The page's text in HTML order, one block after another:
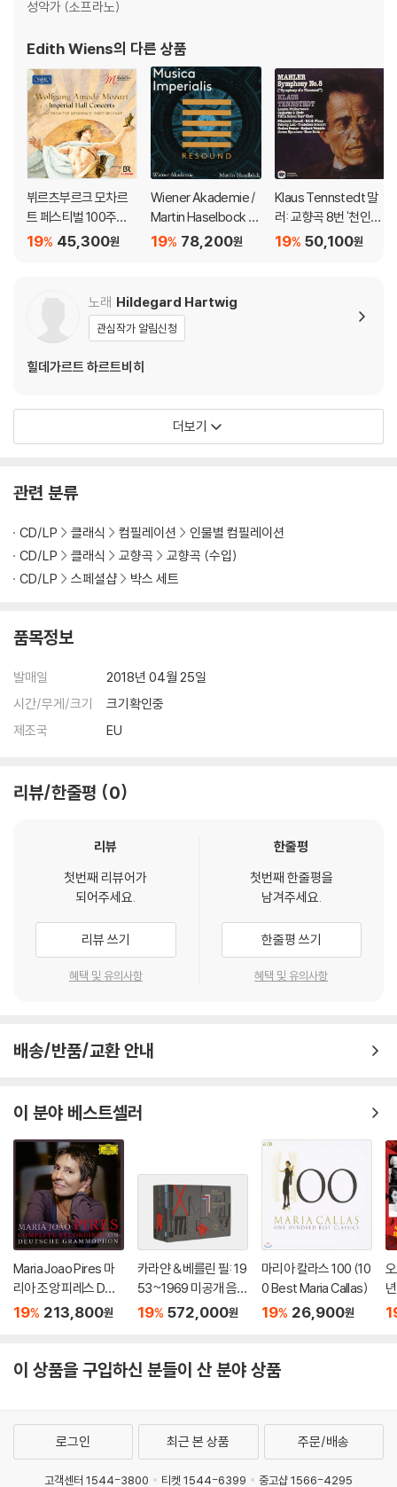
성악가 (소프라노)
Edith Wiens의 다른 상품
뷔르츠부르크 모차르
트 페스티벌 100주년
기념 실황 (Mozart - 1
l Hall Concerts)
45,300원
19%
Wiener Akademie /
Martin Haselbock 무
지카 임페리알리스 (M
78,200원
19%
Klaus Tennstedt 말
러: 교향곡 8번 '천인교
향곡' (Mahler: Symp
50,100원
19%
노래 Hildegard Hartwig
관심작가 알림신청
힐데가르트 하르트비히
더보기
관련 분류
CD/LP 클래식 컴필레이션
인물별 컴필레이션
CD/LP
클래식 교향곡
교향곡 (수입)
CD/LP
스페셜샵 박스 세트
품목정보
발매일
2018년 04월 25일
시간/무게/크기
크기확인중
제조국
EU
리뷰/한줄평 0
리뷰
첫번째 리뷰어가
되어주세요.
리뷰 쓰기
혜택 및 유의사항
한줄평
첫번째 한줄평을
남겨주세요.
한줄평 쓰기
혜택 및 유의사항
배송/반품/교환 안내
이 분야 베스트셀러
Maria Joao Pires 마
리아 조앙 피레스 DG
녹음 전집 (Complete
n)
19% 213,800원
카라얀 & 베를린 필: 19
53~1969 미공개 음원
모음집 (Karajan & Be
1969)
19% 572,000원
마리아 칼라스 100 (10
0 Best Maria Callas)
19% 26,900원
이 상품을 구입하신 분들이 산 분야 상품
로그인 최근 본 상품 주문/배송
고객센터 1544-3800 티켓 1544-6399 중고샵 1566-4295